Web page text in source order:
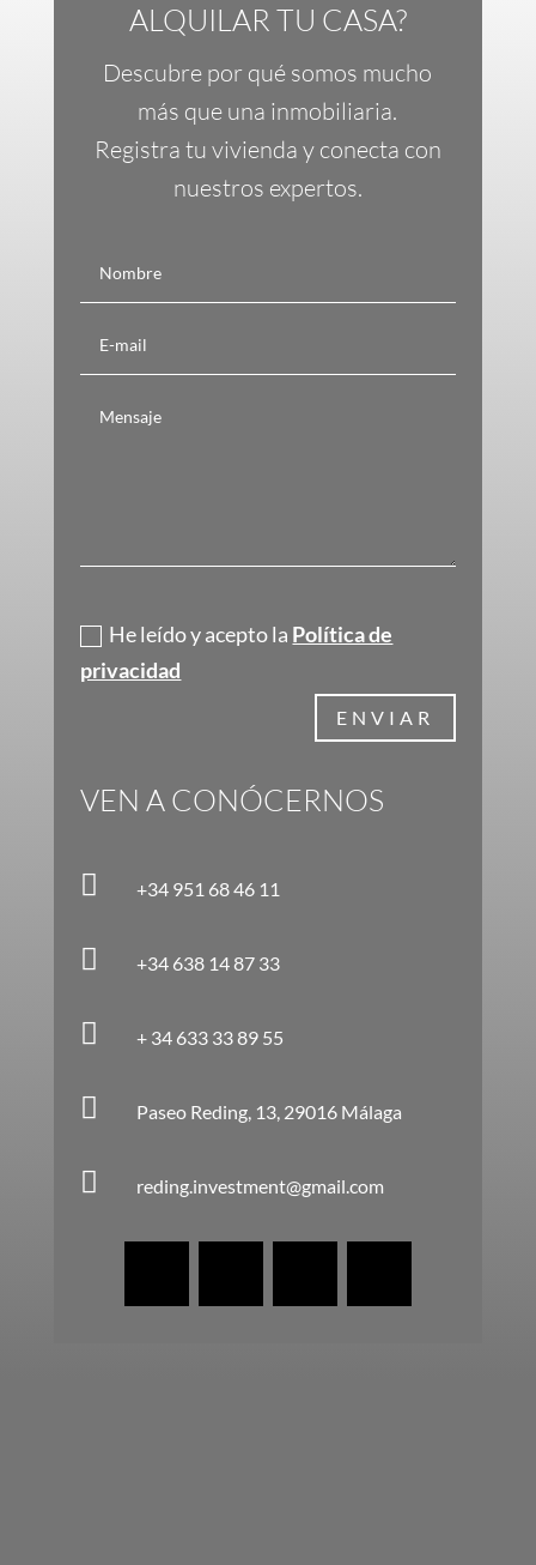
ALQUILAR TU CASA?
Descubre por qué somos mucho
más que una inmobiliaria.
Registra tu vivienda y conecta con
nuestros expertos.
He leído y acepto la Política de
privacidad
ENVIAR
VEN A CONÓCERNOS
 +34 951 68 46 11
 +34 638 14 87 33
 + 34 633 33 89 55
 Paseo Reding, 13, 29016 Málaga
 reding.investment@gmail.com